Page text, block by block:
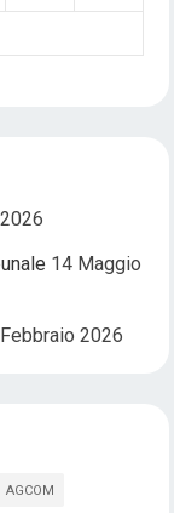
14 Maggio
2026
AGCOM